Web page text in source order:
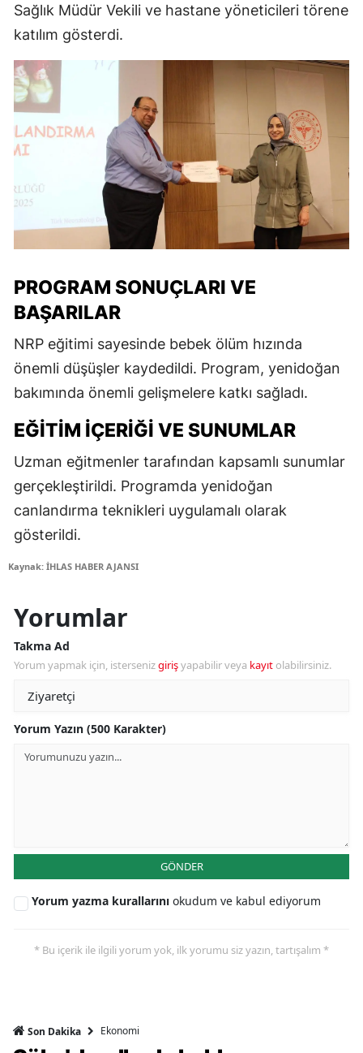
Sağlık Müdür Vekili ve hastane yöneticileri törene
katılım gösterdi.
PROGRAM SONUÇLARI VE
BAŞARILAR
NRP eğitimi sayesinde bebek ölüm hızında
önemli düşüşler kaydedildi. Program, yenidoğan
bakımında önemli gelişmelere katkı sağladı.
EĞITIM İÇERIĞI VE SUNUMLAR
Uzman eğitmenler tarafından kapsamlı sunumlar
gerçekleştirildi. Programda yenidoğan
canlandırma teknikleri uygulamalı olarak
gösterildi.
Kaynak: İHLAS HABER AJANSI
Yorumlar
Takma Ad
Yorum yapmak için, istersenizgirişyapabilir veya kayıt olabilirsiniz.
Yorum Yazın (500 Karakter)
GÖNDER
Yorum yazma kurallarını okudum ve kabul ediyorum
* Bu içerik ile ilgili yorum yok, ilk yorumu siz yazın, tartışalım *
Son Dakika Ekonomi